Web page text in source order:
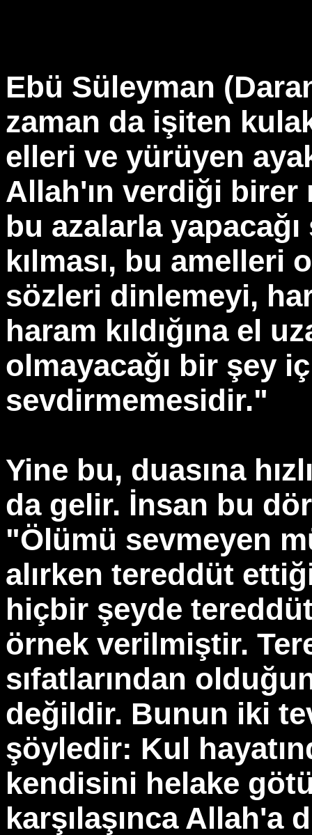
Ebü Süleyman
zaman da işiten
elleri ve yürüyen
Allah'ın verdiği birer
bu azalarla
kılması, bu amelleri
sözleri dinlemeyi,
haram kıldığına el
olmayacağı bir şey
sevdirmemesidir."
Yine bu, duasına
da gelir. İnsan bu
"Ölümü sevmeyen
alırken tereddüt
hiçbir şeyde
örnek verilmiştir.
sıfatlarından
değildir. Bunun iki
şöyledir: Kul
kendisini helake
karşılaşınca Allah'a